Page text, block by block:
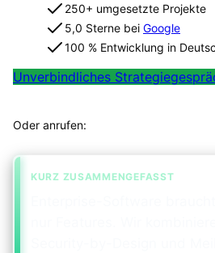
250+ umgesetzte Projekte
5,0 Sterne bei Google
100 % Entwicklung in
Unverbindliches
Oder anrufen:
KURZ ZUSAMMENGEFASST